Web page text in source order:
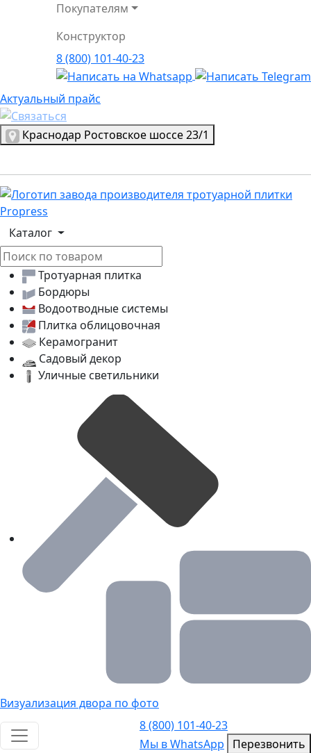
Покупателям
Конструктор
8 (800) 101-40-23
Актуальный прайс
Актуальный прайс
Выбрать город
Краснодар Ростовское шоссе 23/1
Логотип, переход на главную страницу
Каталог
Тротуарная плитка
Бордюры
Водоотводные системы
Плитка облицовочная
Керамогранит
Садовый декор
Уличные светильники
Визуализация двора по фото
Toggle navigation
8 (800) 101-40-23
Мы в WhatsApp
Мы в WhatsApp
Перезвонить